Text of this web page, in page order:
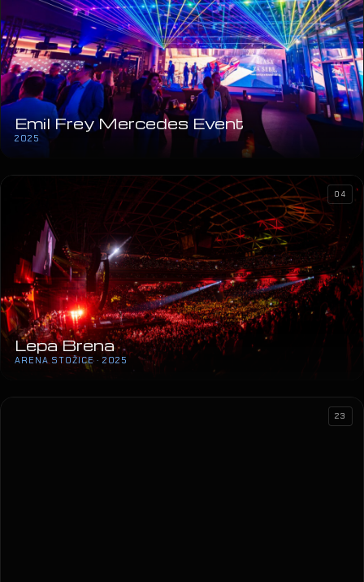
Emil Frey Mercedes Event
2025
Lepa Brena
ARENA STOŽICE · 2025
04
SIX The Musical
KAZALIŠTE KOMEDIJA · 2025
23